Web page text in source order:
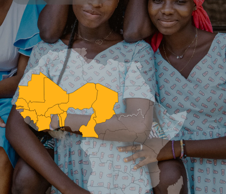
BÉNIN
BURKINA FASO
CAMEROUN
CÔTE D'IVOIRE
THE GAMBIA
GUINÉE
MALI
MAURITANIE
NIGER
SÉNÉGAL
TCHAD
TOGO